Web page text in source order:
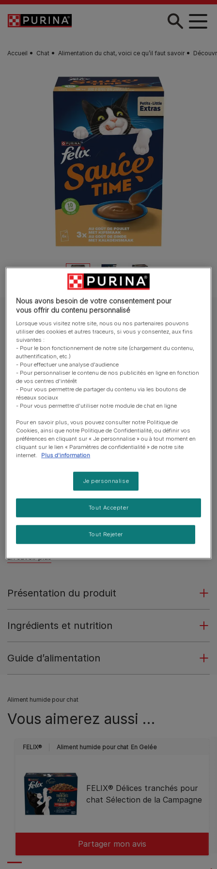
Skip to main content
Accueil Chat Alimentation du chat, voici ce qu’il faut savoir
FELIX® Sauce Time au goût de Poulet et au goût de Dinde
FELIX® Sauce Time au goût de Poulet et au
goût de Dinde
Rédiger un avis
Nouveau
Tailles disponibles​ :
Un petit Extra pour casser la routine de votre petite
canaille.
Une sauce parfaitement lisse et délicieuse à laper -
sans morceaux !
Élaboré avec des ingrédients de qualité
rigoureusement sélectionnés, pour un repas que
vous pouvez lui servir en toute confiance.
Un petit plaisir faible en calories : seulement 10 kcal
En savoir plus
Présentation du produit
Ingrédients et nutrition
Guide d’alimentation
Aliment humide pour chat
Vous aimerez aussi …
FELIX® Aliment humide pour chat En Gelée
FELIX® Délices tranchés pour
chat Sélection de la Campagne
Partager mon avis
Nous avons besoin de votre consentement pour
vous offrir du contenu personnalisé
Lorsque vous visitez notre site, nous ou nos partenaires pouvons
utiliser des cookies et autres traceurs, si vous y consentez, aux fins
suivantes :
- Pour le bon fonctionnement de notre site (chargement du contenu,
authentification, etc.)
- Pour effectuer une analyse d'audience
- Pour personnaliser le contenu de nos publicités en ligne en fonction
de vos centres d'intérêt
- Pour vous permettre de partager du contenu via les boutons de
réseaux sociaux
- Pour vous permettre d'utiliser notre module de chat en ligne
Pour en savoir plus, vous pouvez consulter notre Politique de
Cookies, ainsi que notre Politique de Confidentialité, ou définir vos
préférences en cliquant sur « Je personnalise » ou à tout moment en
cliquant sur le lien « Paramètres de confidentialité » de notre site
internet.
Plus d'information
Je personnalise
Tout Rejeter
Tout Accepter